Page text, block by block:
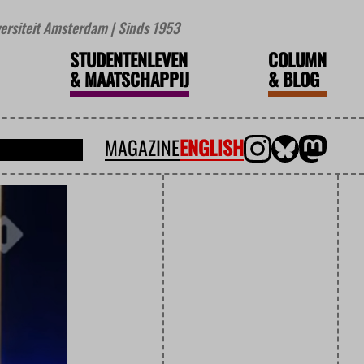
Amsterdam | Sinds 1953
STUDENTENLEVEN
&MAATSCHAPPIJ
COLUMN
&BLOG
MAGAZINEENGLISH